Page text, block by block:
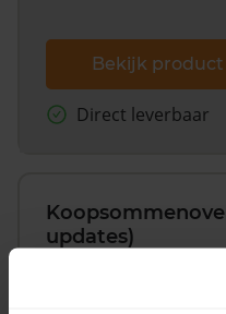
Bekijk product
Direct leverbaar
updates)